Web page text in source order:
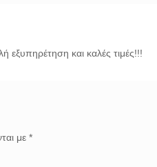
και καλές τιμές!!!
με*